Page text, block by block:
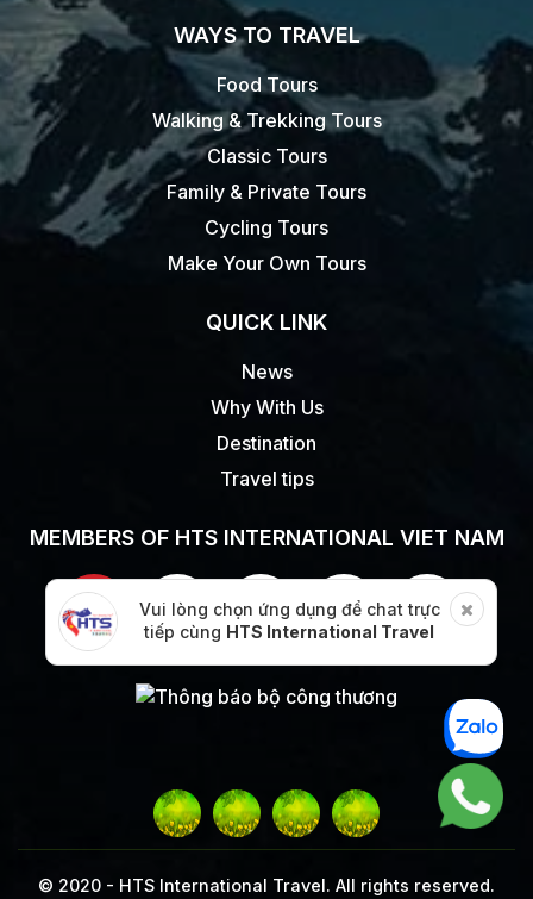
Vui lòng chọn ứng dụng để chat trực
tiếp cùng HTS International Travel
WAYS TO TRAVEL
Food Tours
Walking & Trekking Tours
Classic Tours
Family & Private Tours
Cycling Tours
Make Your Own Tours
QUICK LINK
News
Why With Us
Destination
Travel tips
MEMBERS OF HTS INTERNATIONAL VIET NAM
© 2020 - HTS International Travel. All rights reserved.